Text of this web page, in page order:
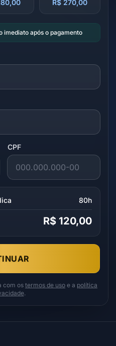
R$ 270,00
após o pagamento
CPF
80h
R$ 120,00
com os termos de uso e a política
.